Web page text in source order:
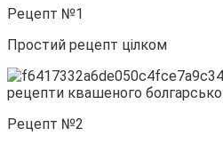
Рецепт №1
Простий рецепт цілком
Рецепт №2